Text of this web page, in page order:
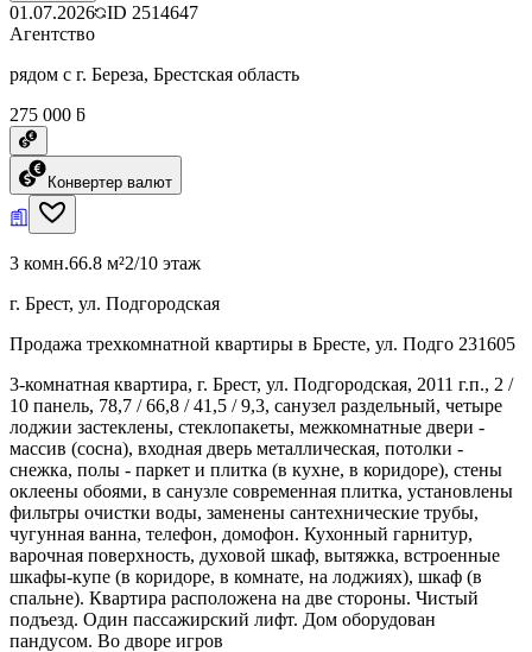
01.07.2026 ID 2514647
Агентство
рядом с г. Береза, Брестская область
275 000 ƃ
Конвертер валют
3 комн.66.8 м²2/10 этаж
г. Брест, ул. Подгородская
Продажа трехкомнатной квартиры в Бресте, ул. Подго 231605
3-комнатная квартира, г. Брест, ул. Подгородская, 2011 г.п., 2 /
10 панель, 78,7 / 66,8 / 41,5 / 9,3, санузел раздельный, четыре
лоджии застеклены, стеклопакеты, межкомнатные двери -
массив (сосна), входная дверь металлическая, потолки -
снежка, полы - паркет и плитка (в кухне, в коридоре), стены
оклеены обоями, в санузле современная плитка, установлены
фильтры очистки воды, заменены сантехнические трубы,
чугунная ванна, телефон, домофон. Кухонный гарнитур,
варочная поверхность, духовой шкаф, вытяжка, встроенные
шкафы-купе (в коридоре, в комнате, на лоджиях), шкаф (в
спальне). Квартира расположена на две стороны. Чистый
подъезд. Один пассажирский лифт. Дом оборудован
пандусом. Во дворе игров